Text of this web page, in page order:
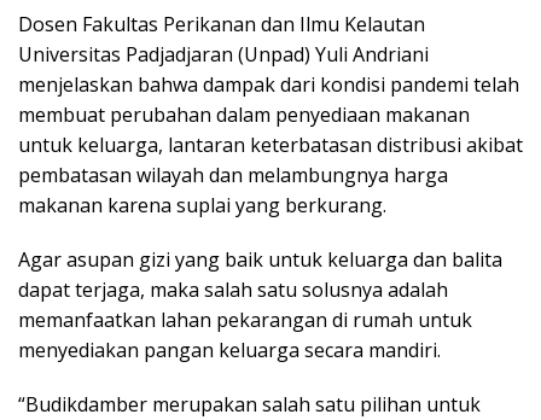
Dosen Fakultas Perikanan dan Ilmu Kelautan
Universitas Padjadjaran (Unpad) Yuli Andriani
menjelaskan bahwa dampak dari kondisi pandemi telah
membuat perubahan dalam penyediaan makanan
untuk keluarga, lantaran keterbatasan distribusi akibat
pembatasan wilayah dan melambungnya harga
makanan karena suplai yang berkurang.
Agar asupan gizi yang baik untuk keluarga dan balita
dapat terjaga, maka salah satu solusnya adalah
memanfaatkan lahan pekarangan di rumah untuk
menyediakan pangan keluarga secara mandiri.
“Budikdamber merupakan salah satu pilihan untuk